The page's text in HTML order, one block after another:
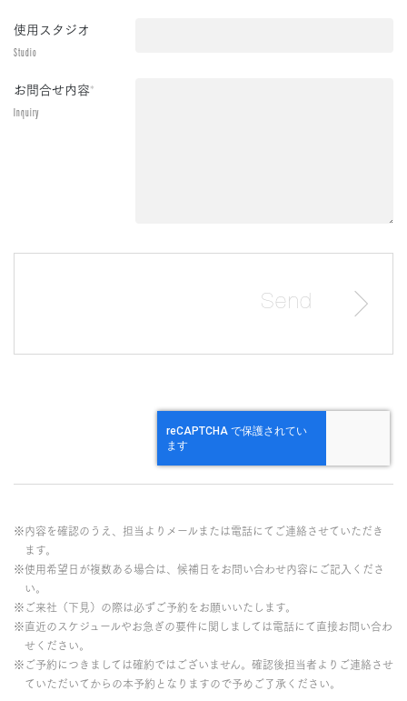
使用スタジオ
Studio
お問合せ内容*
Inquiry
※内容を確認のうえ、担当よりメールまたは電話にてご連絡させていただき
ます。
※使用希望日が複数ある場合は、候補日をお問い合わせ内容にご記入くださ
い。
※ご来社（下見）の際は必ずご予約をお願いいたします。
※直近のスケジュールやお急ぎの要件に関しましては電話にて直接お問い合わ
せください。
※ご予約につきましては確約ではございません。確認後担当者よりご連絡させ
ていただいてからの本予約となりますので予めご了承ください。